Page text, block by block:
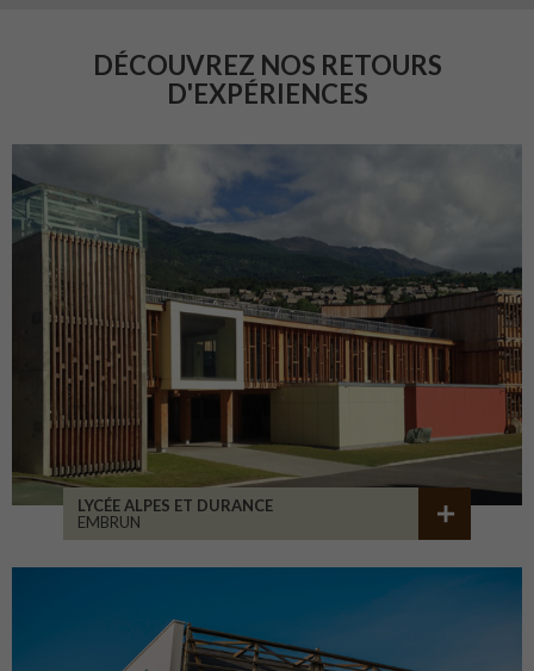
DÉCOUVREZ NOS RETOURS
D'EXPÉRIENCES
LYCÉE ALPES ET DURANCE
EMBRUN